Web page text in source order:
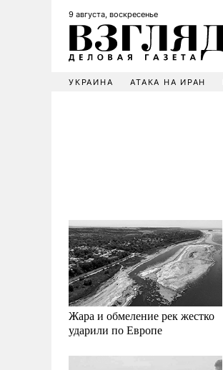
9 августа, воскресенье
УКРАИНА АТАКА НА ИРАН
Жара и обмеление рек жестко
ударили по Европе